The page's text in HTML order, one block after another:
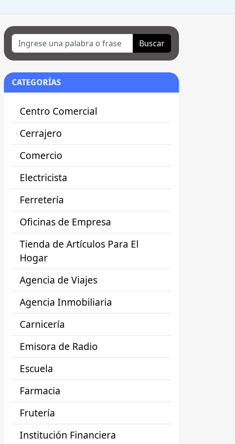
Buscar
CATEGORÍAS
Centro Comercial
Cerrajero
Comercio
Electricista
Ferretería
Oficinas de Empresa
Tienda de Artículos Para El
Hogar
Agencia de Viajes
Agencia Inmobiliaria
Carnicería
Emisora de Radio
Escuela
Farmacia
Frutería
Institución Financiera